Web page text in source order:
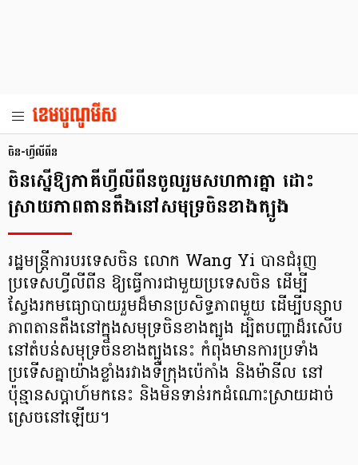
ចិន-ហ្វីលីពីន
ចិនស្នើឱ្យភាគីហ្វីលីពីនចូលរួមសហការគ្នា ដោះ
ស្រាយភាពតានតឹងនៅសមុទ្រចិនខាងត្បូង
រដ្ឋមន្ត្រីការបរទេសចិន លោក Wang Yi បានជំរុញ
ប្រទេសហ្វីលីពីន ឱ្យធ្វើការជាមួយប្រទេសចិន ដើម្បី
ស្វែងរកមធ្យោបាយរួមដ៏មានប្រសិទ្ធភាពមួយ ដើម្បីបន្សាប
ភាពតានតឹងនៅក្នុងសមុទ្រចិនខាងត្បូង ដ្បិតបញ្ហាដ៏រសើប
នៅតំបន់សមុទ្រចិនខាងត្បូងនេះ កំពុងមានការប្រទាំង
ប្រទើសគ្នាយ៉ាងខ្លាំងរវាងទីក្រុងប៉េកាំង និងម៉ានីល នៅ
ប៉ុន្មានសប្ដាហ៍មកនេះ និងមិនទាន់រកដំណោះស្រាយដាច់
ស្រេចនៅឡើយ។